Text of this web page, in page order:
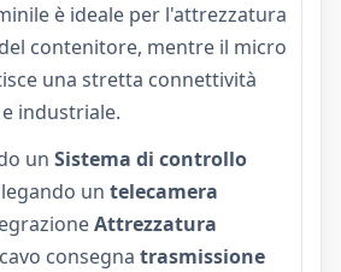
è ideale per l'attrezzatura
contenitore, mentre il micro
una stretta connettività
industriale.
un Sistema di controllo
un telecamera
Attrezzatura
consegna trasmissione